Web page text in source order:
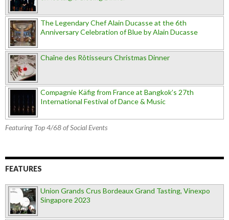
The Legendary Chef Alain Ducasse at the 6th
Anniversary Celebration of Blue by Alain Ducasse
Chaîne des Rôtisseurs Christmas Dinner
Compagnie Käfig from France at Bangkok’s 27th
International Festival of Dance & Music
Featuring Top 4/68 of Social Events
FEATURES
Union Grands Crus Bordeaux Grand Tasting, Vinexpo
Singapore 2023